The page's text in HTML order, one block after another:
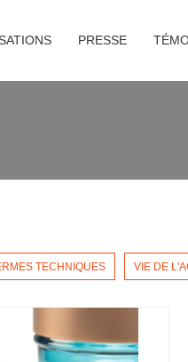
PRESSE
TECHNIQUES VIE DE